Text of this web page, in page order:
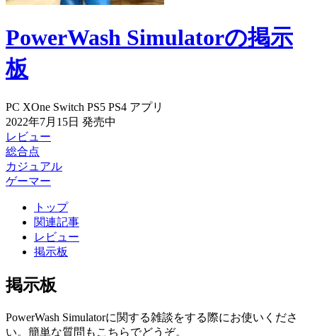
PowerWash Simulatorの掲示
板
PC XOne Switch PS5 PS4 アプリ
2022年7月15日 発売中
レビュー
総合点
カジュアル
ゲーマー
トップ
関連記事
レビュー
掲示板
掲示板
PowerWash Simulatorに関する雑談をする際にお使いくださ
い。簡単な質問もこちらでどうぞ。